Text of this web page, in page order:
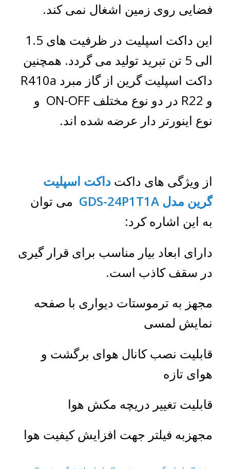
فضایی روی زمین اشغال نمی کند.
این داکت اسپلیت در ظرفیت های 1.5
الی 5 تن تبرید تولید می گردد. همچنین
داکت اسپلیت گرین از گاز مبرد R410a
و R22 در دو نوع مختلف ON-OFF و
نوع اینورتر دار عرضه شده اند.
از ویژگی های داکت داکت اسپلیت
گرین مدل
می توان
به این اشاره کرد:
دارای ابعاد بیار مناسب برای قرار گیری
در سقف کاذب است.
مجهز به ترموستات دیواری با صفحه
نمایش لمسی
قابلیت نصب کانال هوای برگشت و
هوای تازه
قابلیت تغییر دریچه مکش هوا
مجهزبه فیلتر جهت افزایش کیفیت هوا